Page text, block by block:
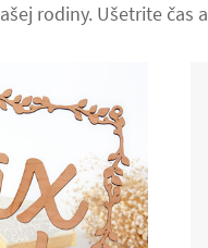
rodiny. Ušetrite čas